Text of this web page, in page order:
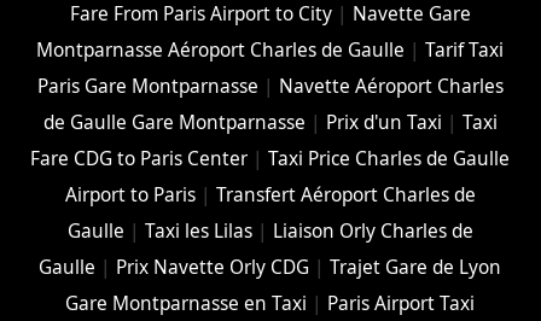
Fare From Paris Airport to City| Navette Gare
Montparnasse Aéroport Charles de Gaulle |Tarif Taxi
Paris Gare Montparnasse | Navette Aéroport Charles
de Gaulle Gare Montparnasse | Prix d'un Taxi | Taxi
Fare CDG to Paris Center |Taxi Price Charles de Gaulle
Airport to Paris| Transfert Aéroport Charles de
Gaulle | Taxi les Lilas| Liaison Orly Charles de
Gaulle | Prix Navette Orly CDG |Trajet Gare de Lyon
Gare Montparnasse en Taxi | Paris Airport Taxi